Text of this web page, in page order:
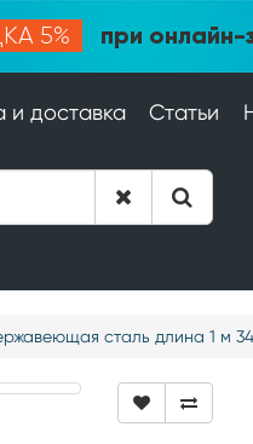
5% при онлайн-
и доставка Статьи
сталь длина 1 м